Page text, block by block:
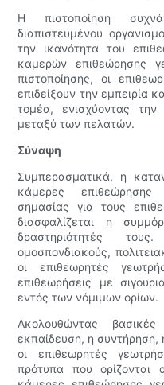
Η πιστοποίηση
διαπιστευμένου
την ικανότητα του
καμερών επιθεώρησης
πιστοποίησης, οι
επιδείξουν την εμπειρία
τομέα, ενισχύοντας
μεταξύ των πελατών.
Σύναψη
Συμπερασματικά, η
κάμερες
σημασίας για τους
διασφαλίζεται η
δραστηριότητές
ομοσπονδιακούς,
οι επιθεωρητές
επιθεωρήσεις με
εντός των νόμιμων ορίων.
Ακολουθώντας
εκπαίδευση, η συντήρηση,
οι επιθεωρητές
πρότυπα που ορίζονται